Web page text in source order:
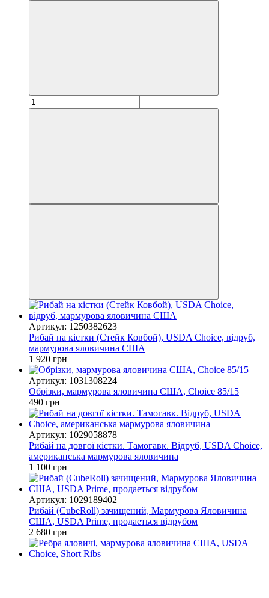
Артикул: 1250382623
Рибай на кістки (Стейк Ковбой), USDA Choice, відруб,
мармурова яловичина США
1 920 грн
Артикул: 1031308224
Обрізки, мармурова яловичина США, Choice 85/15
490 грн
Артикул: 1029058878
Рибай на довгої кістки. Тамогавк. Відруб, USDA Choice,
американська мармурова яловичина
1 100 грн
Артикул: 1029189402
Рибай (CubeRoll) зачищений, Мармурова Яловичина
США, USDA Prime, продаеться відрубом
2 680 грн